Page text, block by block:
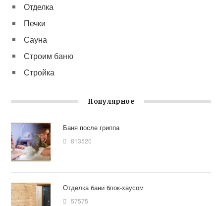
Отделка
Печки
Сауна
Строим баню
Стройка
Популярное
Баня после гриппа
813520
Отделка бани блок-хаусом
57575